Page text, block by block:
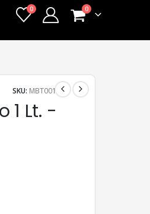
0 0
1 Lt. -
SKU: MBT001